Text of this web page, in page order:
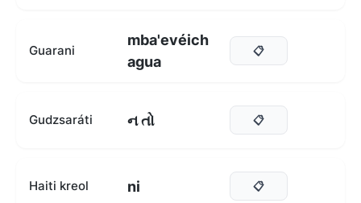
Guarani
mba'evéich
agua
📋
Gudzsaráti ન તો 📋
Haiti kreol ni 📋